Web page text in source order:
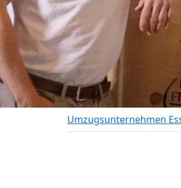
Umzugsunternehmen